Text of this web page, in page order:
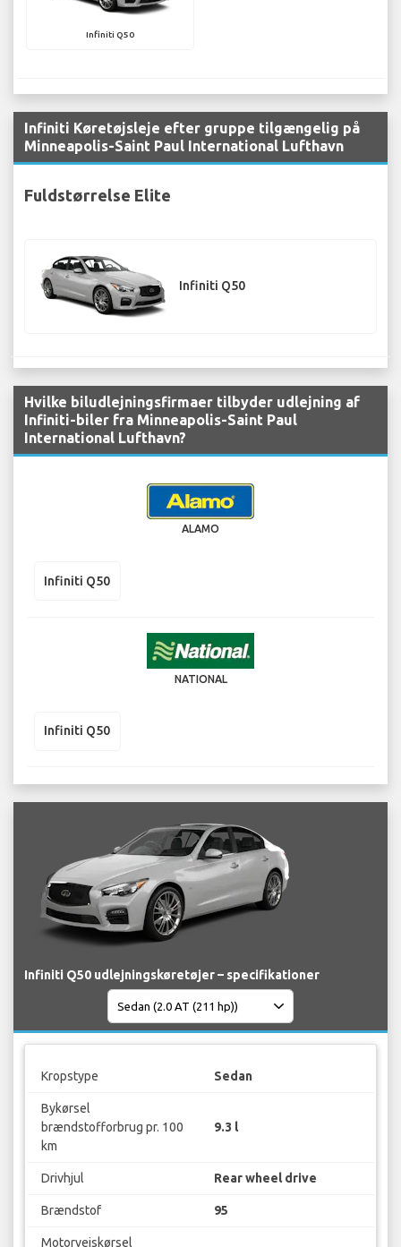
Infiniti Q50
Infiniti Køretøjsleje efter gruppe tilgængelig på
Minneapolis-Saint Paul International Lufthavn
Fuldstørrelse Elite
Infiniti Q50
Hvilke biludlejningsfirmaer tilbyder udlejning af
Infiniti-biler fra Minneapolis-Saint Paul
International Lufthavn?
ALAMO
Infiniti Q50
NATIONAL
Infiniti Q50
Infiniti Q50 udlejningskøretøjer – specifikationer
Kropstype Sedan
Bykørsel
brændstofforbrug pr. 100
km
9.3 l
Drivhjul Rear wheel drive
Brændstof 95
Motorvejskørsel